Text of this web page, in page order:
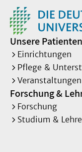
Unsere
Einrichtungen
Pflege &
Forschung &
Forschung
Studium & Lehre